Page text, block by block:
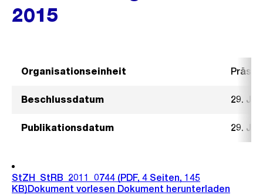
2015
Organisationseinheit
Beschlussdatum 29.
Publikationsdatum 29.
StZH_StRB_2011_0744 (PDF, 4 Seiten, 145
KB)Dokument vorlesen Dokument herunterladen